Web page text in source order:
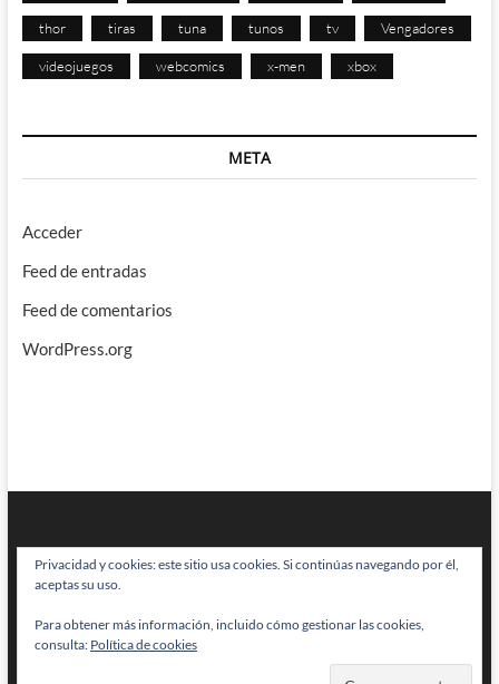
thor tiras tuna tunos tv Vengadores
videojuegos webcomics x-men xbox
META
Acceder
Feed de entradas
Feed de comentarios
WordPress.org
BRAINSTOMPING| Diseñado por:Theme Freesia|WordPress| © Todos
los derechos reservados
Privacidad y cookies: este sitio usa cookies. Si continúas navegando por él,
aceptas su uso.
Para obtener más información, incluido cómo gestionar las cookies,
consulta: Política de cookies